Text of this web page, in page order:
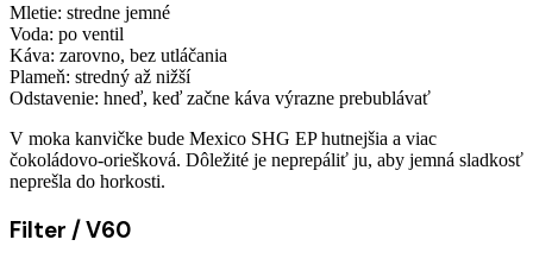
Mletie: stredne jemné
Voda: po ventil
Káva: zarovno, bez utláčania
Plameň: stredný až nižší
Odstavenie: hneď, keď začne káva výrazne prebublávať
V moka kanvičke bude Mexico SHG EP hutnejšia a viac
čokoládovo-oriešková. Dôležité je neprepáliť ju, aby jemná sladkosť
neprešla do horkosti.
Filter / V60